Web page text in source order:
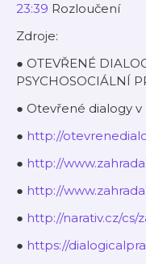
23:39 Rozloučení
Zdroje:
● OTEVŘENÉ
PSYCHOSOCIÁLNÍ
● Otevřené dialogy v
● http://
● http://
● http://
● http://narativ.cz/cs/
● https://